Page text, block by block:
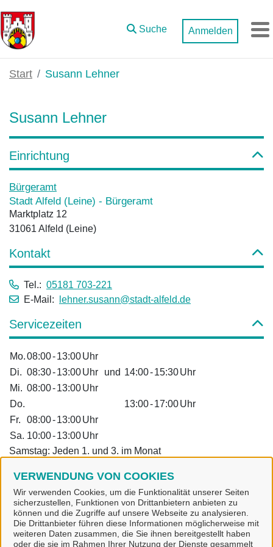
Zum Hauptinhalt springen
VERWENDUNG VON COOKIES
Wir verwenden Cookies, um die Funktionalität unserer Seiten
sicherzustellen, Funktionen von Drittanbietern anbieten zu
können und die Zugriffe auf unsere Webseite zu analysieren.
Die Drittanbieter führen diese Informationen möglicherweise mit
weiteren Daten zusammen, die Sie ihnen bereitgestellt haben
oder die sie im Rahmen Ihrer Nutzung der Dienste gesammelt
Suche Anmelden
Start Susann Lehner
Susann Lehner
Einrichtung
Bürgeramt
Stadt Alfeld (Leine) - Bürgeramt
Marktplatz 12
31061 Alfeld (Leine)
Kontakt
Tel.: 05181 703-221
E-Mail:
lehner.susann@stadt-alfeld.de
Servicezeiten
Mo.08:00-13:00Uhr
Di. 08:30-13:00Uhr und 14:00-15:30Uhr
Mi. 08:00-13:00Uhr
Do.
13:00-17:00Uhr
Fr.
08:00-13:00Uhr
Sa. 10:00-13:00Uhr
Samstag: Jeden 1. und 3. im Monat
Dienstleistungen
Alle zugeordneten Einrichtungen